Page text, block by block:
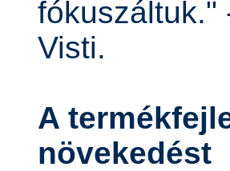
fókuszáltuk."
Visti.
A
növekedést